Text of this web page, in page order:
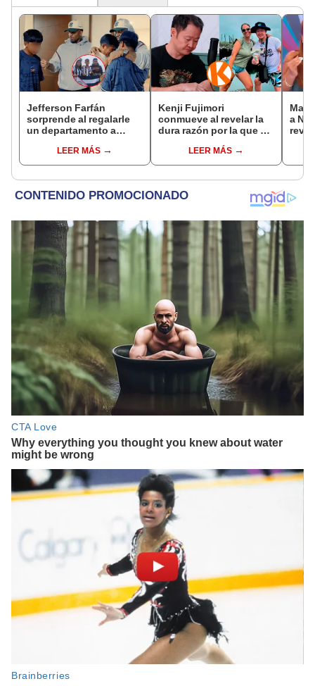
Jefferson Farfán
sorprende al regalarle
un departamento a
fútbol: "Lo hago de
corazón"
LEER MÁS
Kenji Fujimori
conmueve al revelar la
dura razón por la que no
esposa Erika Muñóz: "El
proceso judicial"
LEER MÁS
a
más